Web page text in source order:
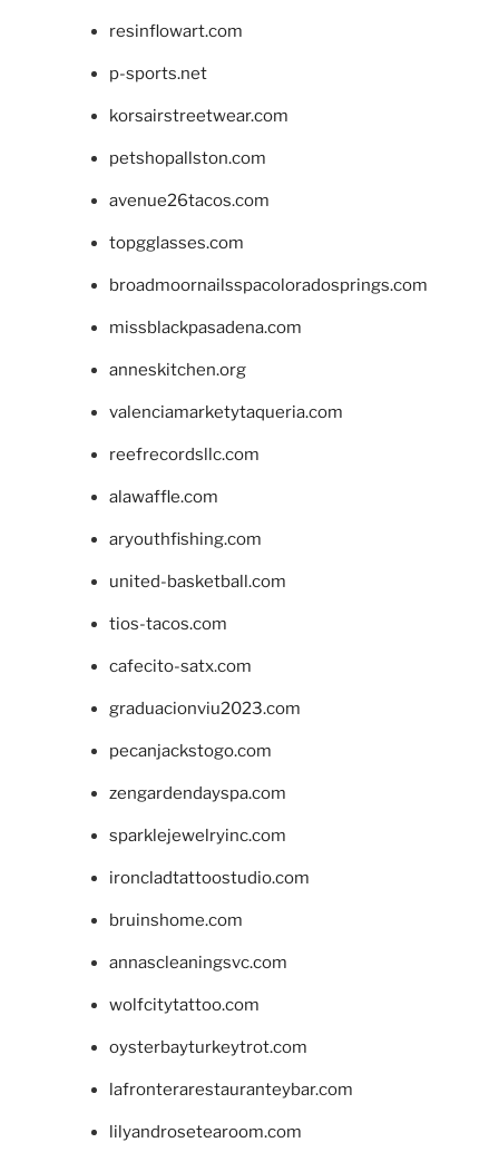
resinflowart.com
p-sports.net
korsairstreetwear.com
petshopallston.com
avenue26tacos.com
topgglasses.com
broadmoornailsspacoloradosprings.com
missblackpasadena.com
anneskitchen.org
valenciamarketytaqueria.com
reefrecordsllc.com
alawaffle.com
aryouthfishing.com
united-basketball.com
tios-tacos.com
cafecito-satx.com
graduacionviu2023.com
pecanjackstogo.com
zengardendayspa.com
sparklejewelryinc.com
ironcladtattoostudio.com
bruinshome.com
annascleaningsvc.com
wolfcitytattoo.com
oysterbayturkeytrot.com
lafronterarestauranteybar.com
lilyandrosetearoom.com